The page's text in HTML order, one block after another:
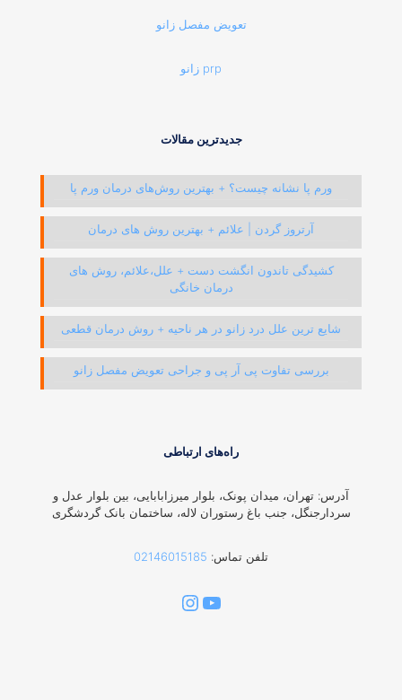
تعویض مفصل زانو
prp زانو
جدیدترین مقالات
ورم پا نشانه چیست؟ + بهترین روش‌های درمان ورم پا
آرتروز گردن | علائم + بهترین روش های درمان
کشیدگی تاندون انگشت دست + علل،علائم، روش های
درمان خانگی
شایع ترین علل درد زانو در هر ناحیه + روش درمان قطعی
بررسی تفاوت پی آر پی و جراحی تعویض مفصل زانو
راه‌های ارتباطی
آدرس: تهران، میدان پونک، بلوار میرزابابایی، بین بلوار عدل و
سردارجنگل، جنب باغ رستوران لاله، ساختمان بانک گردشگری
تلفن تماس: 02146015185
یوتیوباینستاگرم